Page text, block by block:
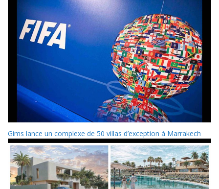
Gims lance un complexe de 50 villas d’exception à Marrakech